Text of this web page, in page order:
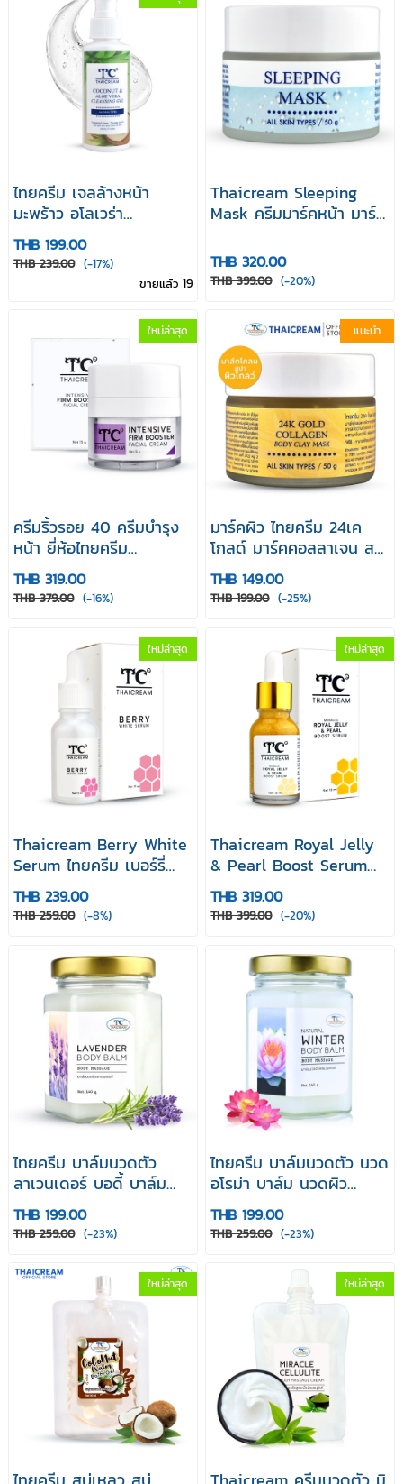
ไทยครีม เจลล้างหน้า
มะพร้าว อโลเวร่า
thaicream coconut &
aloe vera cleansing gel
THB 199.00
THB 239.00 (-17%)
ขายแล้ว 19
Thaicream Sleeping
Mask ครีมมาร์คหน้า มาร์ค
คืน สลีปปิ้ง มาส์ค 50 g
มาร์คหน้า มาร์คครีม
THB 320.00
THB 399.00 (-20%)
ใหม่ล่าสุด
ครีมริ้วรอย 40 ครีมบำรุง
หน้า ยี่ห้อไทยครีม
Thaicream Intensive
Firm Booster Facial
Cream 15 g
THB 319.00
THB 379.00 (-16%)
แนะนำ
มาร์คผิว ไทยครีม 24เค
โกลด์ มาร์คคอลลาเจน ส
ปาผิว โคลนพอกตัว สปา
โคลน thaicream 24k
gold collagen body clay
THB 149.00
THB 199.00 (-25%)
ใหม่ล่าสุด
Thaicream Berry White
Serum ไทยครีม เบอร์รี่
ไวท์ เซรั่ม 15 ml เซรั่มบำรุง
หน้า
THB 239.00
THB 259.00 (-8%)
ใหม่ล่าสุด
Thaicream Royal Jelly
& Pearl Boost Serum
ไทยครีม รอยัล เจลลี่
แอนด์ เพิร์ล บูส เซรั่ม 18
mlเซรั่มบำรุงหน้า
THB 319.00
THB 399.00 (-20%)
ไทยครีม บาล์มนวดตัว
ลาเวนเดอร์ บอดี้ บาล์ม
(Thaicream Lavender
Body Balm) สำหรับนวดส
ปาและผิวแห้ง
THB 199.00
THB 259.00 (-23%)
ไทยครีม บาล์มนวดตัว นวด
อโรม่า บาล์ม นวดผิว
Thaicream Natural
Winter Body Balm 140g
THB 199.00
THB 259.00 (-23%)
ใหม่ล่าสุด ใหม่ล่าสุด